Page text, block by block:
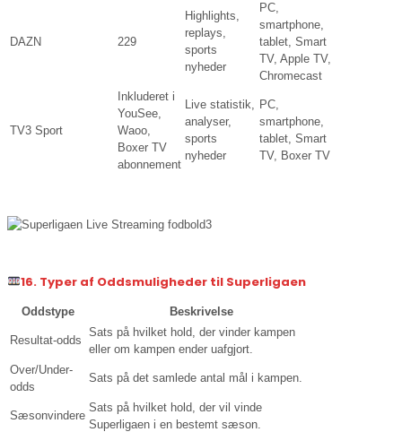
DAZN 229
Highlights,
replays,
sports
nyheder
PC,
smartphone,
tablet, Smart
TV, Apple TV,
Chromecast
TV3 Sport
Inkluderet i
YouSee,
Waoo,
Boxer TV
abonnement
Live statistik,
analyser,
sports
nyheder
PC,
smartphone,
tablet, Smart
TV, Boxer TV
16. Typer af Oddsmuligheder til Superligaen
Oddstype Beskrivelse
Resultat-odds
Sats på hvilket hold, der vinder kampen
eller om kampen ender uafgjort.
Over/Under-
odds
Sats på det samlede antal mål i kampen.
Sæsonvindere
Sats på hvilket hold, der vil vinde
Superligaen i en bestemt sæson.